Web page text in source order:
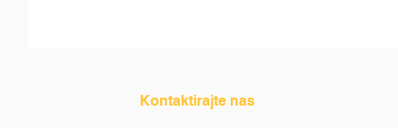
Kontaktirajte nas